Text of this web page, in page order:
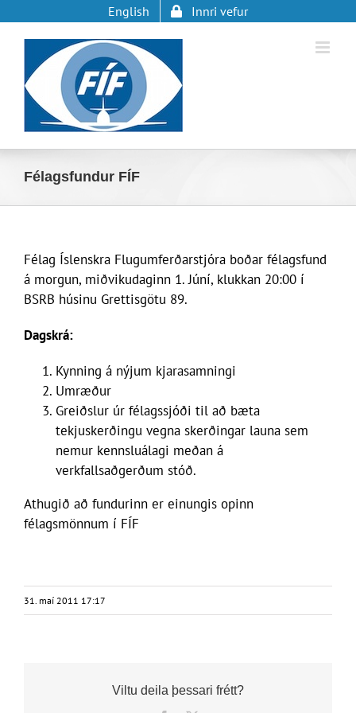
English Innri vefur
Félagsfundur FÍF
Félag Íslenskra Flugumferðarstjóra boðar félagsfund
á morgun, miðvikudaginn 1. Júní, klukkan 20:00 í
BSRB húsinu Grettisgötu 89.
Dagskrá:
Kynning á nýjum kjarasamningi
Umræður
Greiðslur úr félagssjóði til að bæta
tekjuskerðingu vegna skerðingar launa sem
nemur kennsluálagi meðan á
verkfallsaðgerðum stóð.
Athugið að fundurinn er einungis opinn
félagsmönnum í FÍF
31. maí 2011 17:17
Viltu deila þessari frétt?